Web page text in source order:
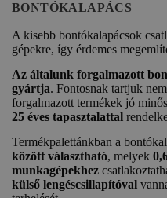
BONTÓKALAPÁCS
A kisebb bontókalapácsok
gépekre, így érdemes
Az általunk forgalmazott
gyártja. Fontosnak tartjuk
forgalmazott termékek jó
25 éves tapasztalattal
Termékpalettánkban a
között választható, melyek
munkagépekhez
külső lengéscsillapítóval